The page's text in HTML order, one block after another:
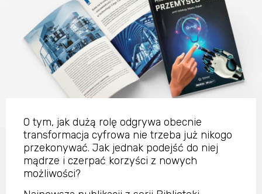
O tym, jak dużą rolę odgrywa obecnie
transformacja cyfrowa nie trzeba już nikogo
przekonywać. Jak jednak podejść do niej
mądrze i czerpać korzyści z nowych
możliwości?